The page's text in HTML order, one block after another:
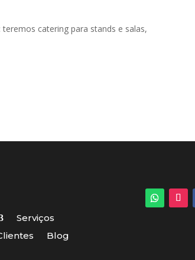
catering para stands e salas,
Serviços
Blog